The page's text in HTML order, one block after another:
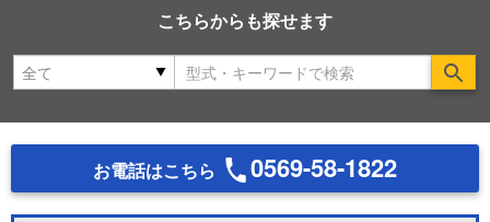
こちらからも探せます
お電話はこちら 0569-58-1822